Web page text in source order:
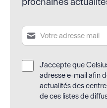
J'accepte que
adresse e-mail afin
actualités des
de ces listes de